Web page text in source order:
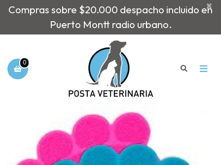
Compras sobre $20.000 despacho incluido en
Puerto Montt radio urbano.
×
0